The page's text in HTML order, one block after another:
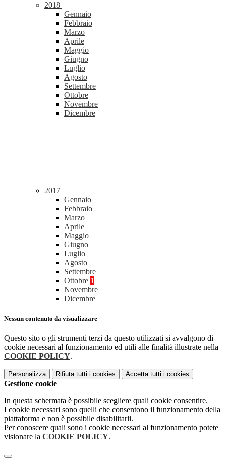
2018
Gennaio
Febbraio
Marzo
Aprile
Maggio
Giugno
Luglio
Agosto
Settembre
Ottobre
Novembre
Dicembre
2017
Gennaio
Febbraio
Marzo
Aprile
Maggio
Giugno
Luglio
Agosto
Settembre
Ottobre 1
Novembre
Dicembre
Nessun contenuto da visualizzare
Questo sito o gli strumenti terzi da questo utilizzati si avvalgono di
cookie necessari al funzionamento ed utili alle finalità illustrate nella
COOKIE POLICY.
Personalizza Rifiuta tutti i cookies Accetta tutti i cookies
Gestione cookie
In questa schermata è possibile scegliere quali cookie consentire.
I cookie necessari sono quelli che consentono il funzionamento della
piattaforma e non è possibile disabilitarli.
Per conoscere quali sono i cookie necessari al funzionamento potete
visionare la COOKIE POLICY.